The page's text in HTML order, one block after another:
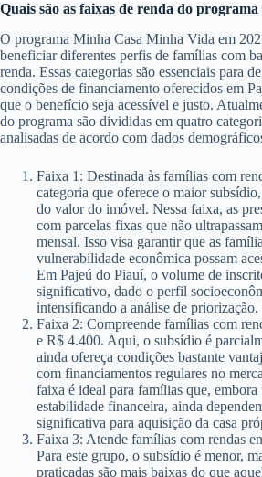
Quais são as faixas de renda do programa
O programa Minha Casa Minha Vida em
beneficiar diferentes perfis de famílias com
renda. Essas categorias são essenciais para
condições de financiamento oferecidos em
que o benefício seja acessível e justo.
do programa são divididas em quatro
analisadas de acordo com dados
Faixa 1: Destinada às famílias com
categoria que oferece o maior
do valor do imóvel. Nessa faixa, as
com parcelas fixas que não
mensal. Isso visa garantir que as
vulnerabilidade econômica possam
Em Pajeú do Piauí, o volume de
significativo, dado o perfil
intensificando a análise de priorização.
Faixa 2: Compreende famílias com
e R$ 4.400. Aqui, o subsídio é
ainda ofereça condições bastante
com financiamentos regulares no
faixa é ideal para famílias que, embora
estabilidade financeira, ainda
significativa para aquisição da casa
Faixa 3: Atende famílias com rendas
Para este grupo, o subsídio é menor,
praticadas são mais baixas do que